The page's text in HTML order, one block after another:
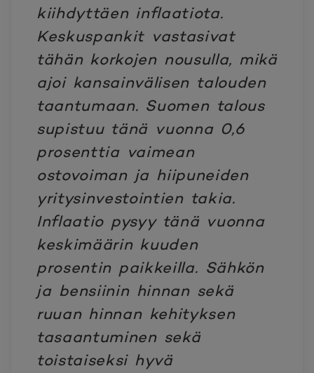
kiihdyttäen inflaatiota.
Keskuspankit vastasivat
tähän korkojen nousulla, mikä
ajoi kansainvälisen talouden
taantumaan. Suomen talous
supistuu tänä vuonna 0,6
prosenttia vaimean
ostovoiman ja hiipuneiden
yritysinvestointien takia.
Inflaatio pysyy tänä vuonna
keskimäärin kuuden
prosentin paikkeilla. Sähkön
ja bensiinin hinnan sekä
ruuan hinnan kehityksen
tasaantuminen sekä
toistaiseksi hyvä